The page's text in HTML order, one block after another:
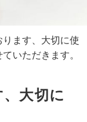
ます、大切に使
いただきます。
大切に